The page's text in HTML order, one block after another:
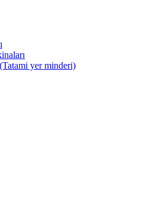
yer minderi)